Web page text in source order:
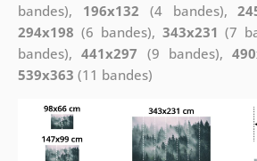
bandes), 196x132 (4 bandes),
294x198 (6 bandes), 343x231 (7
bandes),441x297 (9 bandes),
539x363 (11 bandes)